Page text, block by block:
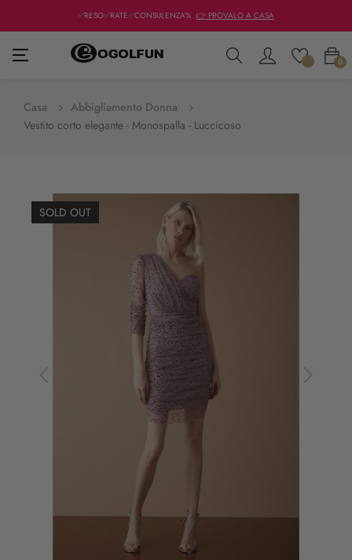
✅RESO✅RATE✅CONSULENZA% 👉 PROVALO A CASA
navigazione
☰ 0
Casa
Abbigliamento Donna
Vestito corto elegante - Monospalla - Luccicoso
SOLD OUT